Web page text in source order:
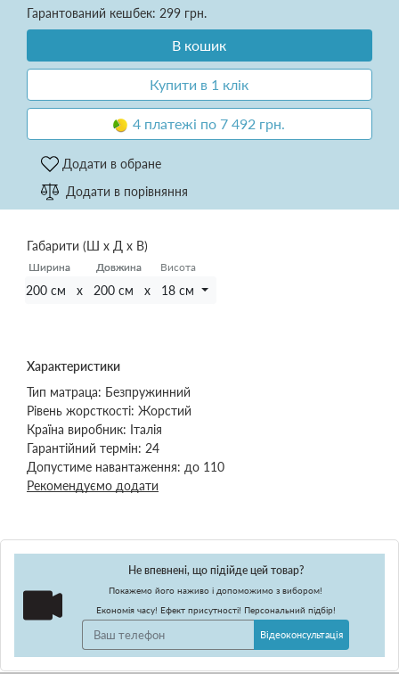
Гарантований кешбек: 299 грн.
В кошик
Купити в 1 клік
4 платежі по 7 492 грн.
Додати в обране
Додати в порівняння
Габарити (Ш х Д х В)
Ширина Довжина
Ширина Довжина Висота
200 см x 200 см x 18 см
Характеристики
Тип матраца: Безпружинний
Рівень жорсткості: Жорстий
Країна виробник: Італія
Гарантійний термін: 24
Допустиме навантаження: до 110
Рекомендуємо додати
Не впевнені, що підійде цей товар?
Покажемо його наживо і допоможимо з вибором!
Економія часу! Ефект присутності! Персональний підбір!
Відеоконсультація